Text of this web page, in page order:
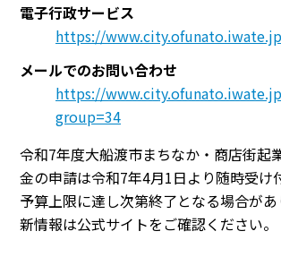
電子行政サービス
https://
メールでのお問い合わせ
https://
group=34
令和7年度大船渡市まちなか・商店街起
金の申請は令和7年4月1日より随時受け
予算上限に達し次第終了となる場合が
新情報は公式サイトをご確認ください。